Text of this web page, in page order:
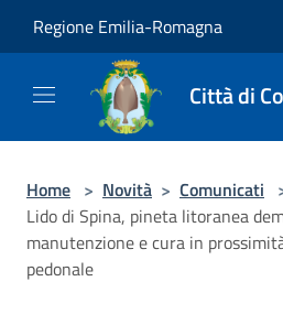
Regione Emilia-Romagna
Città di
Home > Novità > Comunicati
Lido di Spina, pineta litoranea
manutenzione e cura in
pedonale